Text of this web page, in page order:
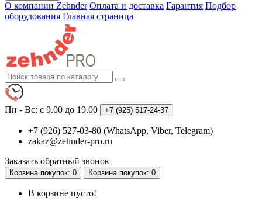
О компании Zehnder Оплата и доставка Гарантия Подбор
оборудования Главная страница
Пн - Вс: с 9.00 до 19.00 +7 (925) 517-24-37
+7 (926) 527-03-80 (WhatsApp, Viber, Telegram)
zakaz@zehnder-pro.ru
Заказать обратный звонок
Корзинапокупок: 0 Корзинапокупок: 0
В корзине пусто!